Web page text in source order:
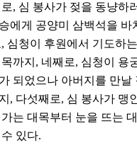
, 심 봉사가 젖을 동냥하
에게 공양미 삼백석을 바
심청이 후원에서 기도하
까지, 네째로, 심청이 용
되었으나 아버지를 만날
, 다섯째로, 심 봉사가 맹
는 대목부터 눈을 뜨는
있다.